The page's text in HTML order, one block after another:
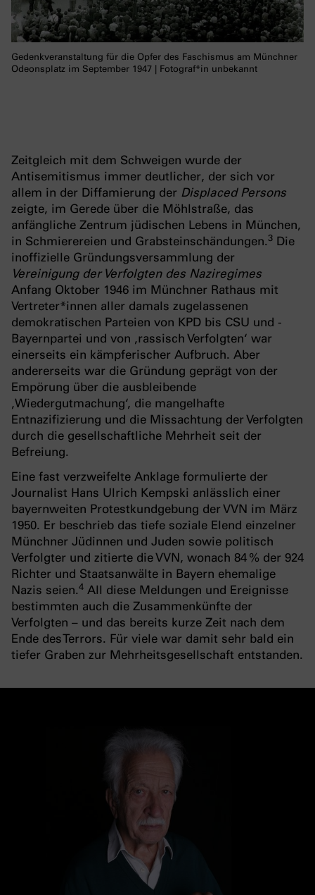
Gedenkveranstaltung für die Opfer des Faschismus am Münchner
Odeonsplatz im September 1947 | Fotograf*in unbekannt
Zeitgleich mit dem Schweigen wurde der
Antisemitismus immer deutlicher, der sich vor
allem in der Diffamierung der Displaced Persons
zeigte, im Gerede über die Möhlstraße, das
anfängliche Zentrum jüdischen Lebens in München,
in Schmierereien und Grabsteinschändungen.3 Die
inoffizielle Gründungsversammlung der
Vereinigung der Verfolgten des Naziregimes
Anfang Oktober 1946 im Münchner Rathaus mit
Vertreter*innen aller damals zugelassenen
demokratischen Parteien von KPD bis CSU und ­
Bayernpartei und von ‚rassisch Verfolgten‘ war
einerseits ein kämpferischer Aufbruch. Aber
andererseits war die Gründung geprägt von der
Empörung über die ausbleibende
‚Wiedergutmachung‘, die mangelhafte
Entnazifizierung und die ­Missachtung der Verfolgten
durch die gesellschaftliche Mehrheit seit der
Befreiung.
Eine fast verzweifelte Anklage formulierte der
Journalist Hans Ulrich Kempski anlässlich einer
bayernweiten Protestkundgebung der VVN im März
1950. Er beschrieb das tiefe soziale Elend einzelner
Münchner Jüdinnen und Juden sowie politisch
Verfolgter und zitierte die VVN, wonach 84 % der 924
Richter und Staatsanwälte in Bayern ehemalige
Nazis seien.4 All diese Meldungen und Ereignisse
bestimmten auch die Zusammenkünfte der
Verfolgten – und das bereits kurze Zeit nach dem
Ende des Terrors. Für viele war damit sehr bald ein
tiefer Graben zur Mehrheitsgesellschaft entstanden.